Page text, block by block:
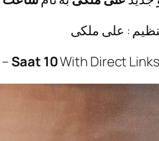
: علی ملکی
– Saat 10With Direct